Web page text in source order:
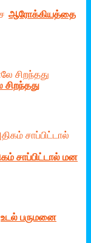
ஆரோக்கியத்தை
சாப்பிட்டால் மன
உடல் பருமனை